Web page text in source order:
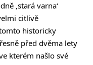
‚stará varna‘
citlivě
historicky
před dvěma lety
kterém našlo své